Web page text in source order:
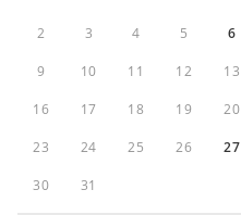
2 3 4 5 6
9 10 11 12 13
16 17 18 19 20
23 24 25 26 27
30 31